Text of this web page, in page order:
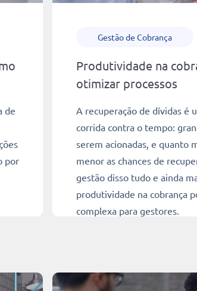
de
por
Gestão de Cobrança
Produtividade na
otimizar processos
A recuperação de dívidas é
corrida contra o tempo:
serem acionadas, e quanto
menor as chances de
gestão disso tudo e ainda
produtividade na cobrança
complexa para gestores.